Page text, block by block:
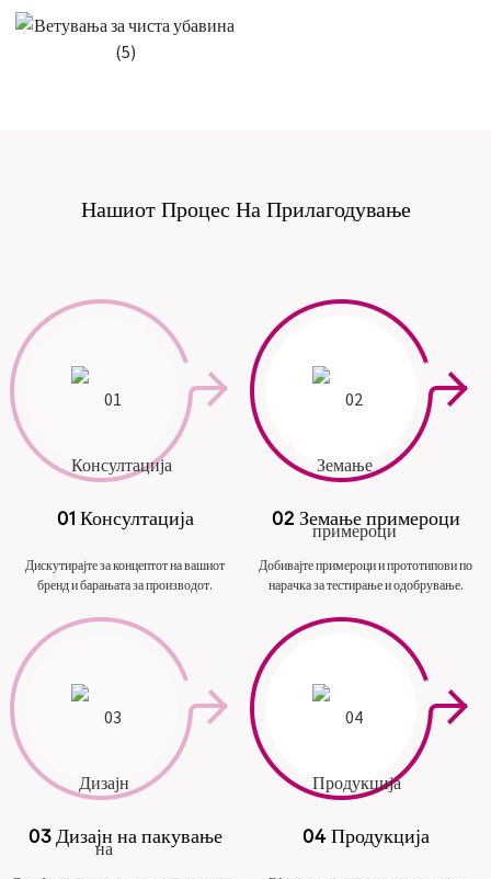
Нашиот Процес На Прилагодување
01 Консултација
Дискутирајте за концептот на вашиот
бренд и барањата за производот.
02 Земање примероци
Добивајте примероци и прототипови по
нарачка за тестирање и одобрување.
03 Дизајн на пакување 04 Продукција